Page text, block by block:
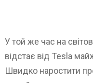
У той же час на
відстає від Tesla
Швидко наростити